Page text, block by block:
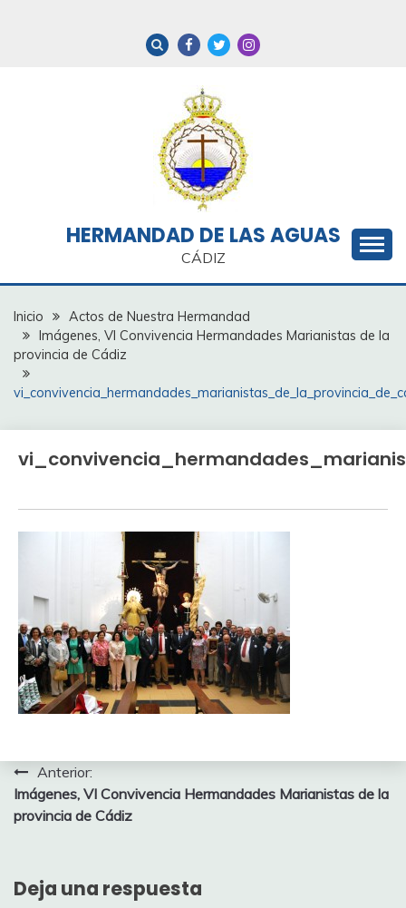
HERMANDAD DE LAS AGUAS
CÁDIZ
Inicio
Actos de Nuestra Hermandad
Imágenes, VI Convivencia Hermandades Marianistas de la
provincia de Cádiz
Navegación
de
Anterior:
Imágenes, VI Convivencia Hermandades Marianistas de la
provincia de Cádiz
Deja una respuesta